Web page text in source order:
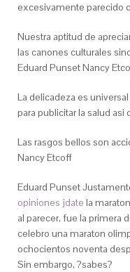
excesivamente parecido
Nuestra aptitud de
las canones culturales
Eduard Punset Nancy
La delicadeza es
para publicitar la salud asi­
Las rasgos bellos son
Nancy Etcoff
Eduard Punset
opiniones jdate la
al parecer, fue la primera
celebro una maraton
ochocientos noventa
Sin embargo, ?sabes?